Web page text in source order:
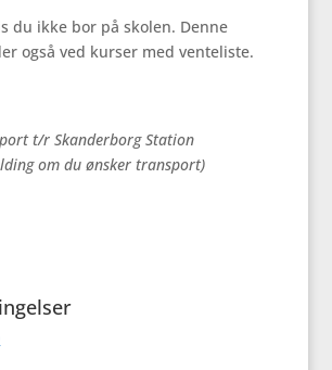
du ikke bor på skolen. Denne
også ved kurser med venteliste.
t/r Skanderborg Station
om du ønsker transport)